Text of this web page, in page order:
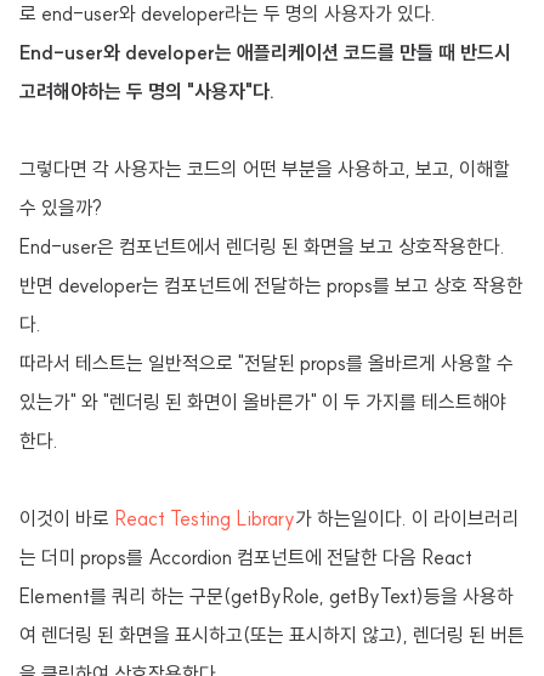
로 end-user와 developer라는 두 명의 사용자가 있다.
End-user와 developer는 애플리케이션 코드를 만들 때 반드시
고려해야하는 두 명의 "사용자"다.
그렇다면 각 사용자는 코드의 어떤 부분을 사용하고, 보고, 이해할
수 있을까?
End-user은 컴포넌트에서 렌더링 된 화면을 보고 상호작용한다.
반면 developer는 컴포넌트에 전달하는 props를 보고 상호 작용한
다.
따라서 테스트는 일반적으로 "전달된 props를 올바르게 사용할 수
있는가" 와 "렌더링 된 화면이 올바른가" 이 두 가지를 테스트해야
한다.
이것이 바로 React Testing Library가 하는일이다. 이 라이브러리
는 더미 props를 Accordion 컴포넌트에 전달한 다음 React
Element를 쿼리 하는 구문(getByRole, getByText)등을 사용하
여 렌더링 된 화면을 표시하고(또는 표시하지 않고), 렌더링 된 버튼